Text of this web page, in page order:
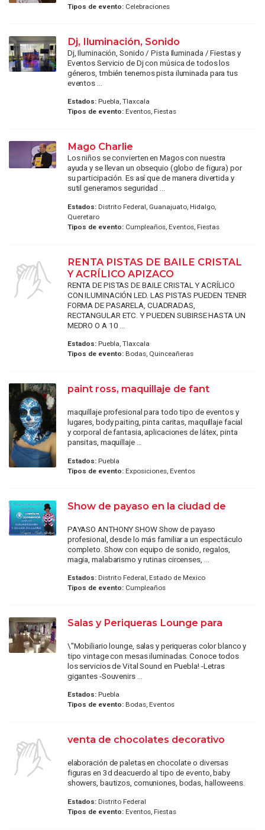
Tipos de evento:Celebraciones
Dj, Iluminación, Sonido
Dj, Iluminación, Sonido / Pista Iluminada / Fiestas y
Eventos Servicio de Dj con música de todos los
géneros, tmbién tenemos pista iluminada para tus
eventos ...
Estados:Puebla, Tlaxcala
Tipos de evento:Eventos, Fiestas
Mago Charlie
Los niños se convierten en Magos con nuestra
ayuda y se llevan un obsequio (globo de figura) por
su participación. Es así que de manera divertida y
sutil generamos seguridad ...
Estados:Distrito Federal, Guanajuato, Hidalgo,
Queretaro
Tipos de evento:Cumpleaños, Eventos, Fiestas
RENTA PISTAS DE BAILE CRISTAL
Y ACRÍLICO APIZACO
RENTA DE PISTAS DE BAILE CRISTAL Y ACRÍLICO
CON ILUMINACIÓN LED. LAS PISTAS PUEDEN TENER
FORMA DE PASARELA, CUADRADAS,
RECTANGULAR ETC. Y PUEDEN SUBIRSE HASTA UN
MEDRO O A 10 ...
Estados:Puebla, Tlaxcala
Tipos de evento:Bodas, Quinceañeras
paint ross, maquillaje de fant
maquillaje profesional para todo tipo de eventos y
lugares, body paiting, pinta caritas, maquillaje facial
y corporal de fantasia, aplicaciones de látex, pinta
pansitas, maquillaje ...
Estados:Puebla
Tipos de evento:Exposiciones, Eventos
Show de payaso en la ciudad de
PAYASO ANTHONY SHOW Show de payaso
profesional, desde lo más familiar a un espectáculo
completo. Show con equipo de sonido, regalos,
magia, malabarismo y rutinas circenses, ...
Estados:Distrito Federal, Estado de Mexico
Tipos de evento:Cumpleaños
Salas y Periqueras Lounge para
\"Mobiliario lounge, salas y periqueras color blanco y
tipo vintage con mesas iluminadas. Conoce todos
los servicios de Vital Sound en Puebla! -Letras
gigantes -Souvenirs ...
Estados:Puebla
Tipos de evento:Bodas, Eventos
venta de chocolates decorativo
elaboración de paletas en chocolate o diversas
figuras en 3d deacuerdo al tipo de evento, baby
showers, bautizos, comuniones, bodas, halloweens.
Estados:Distrito Federal
Tipos de evento:Eventos, Fiestas